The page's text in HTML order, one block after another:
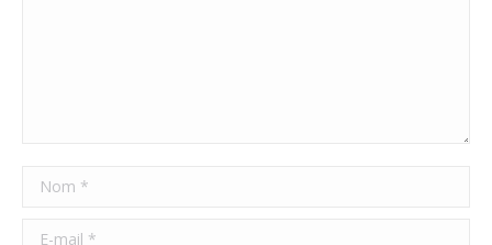
Nom *
E-mail *